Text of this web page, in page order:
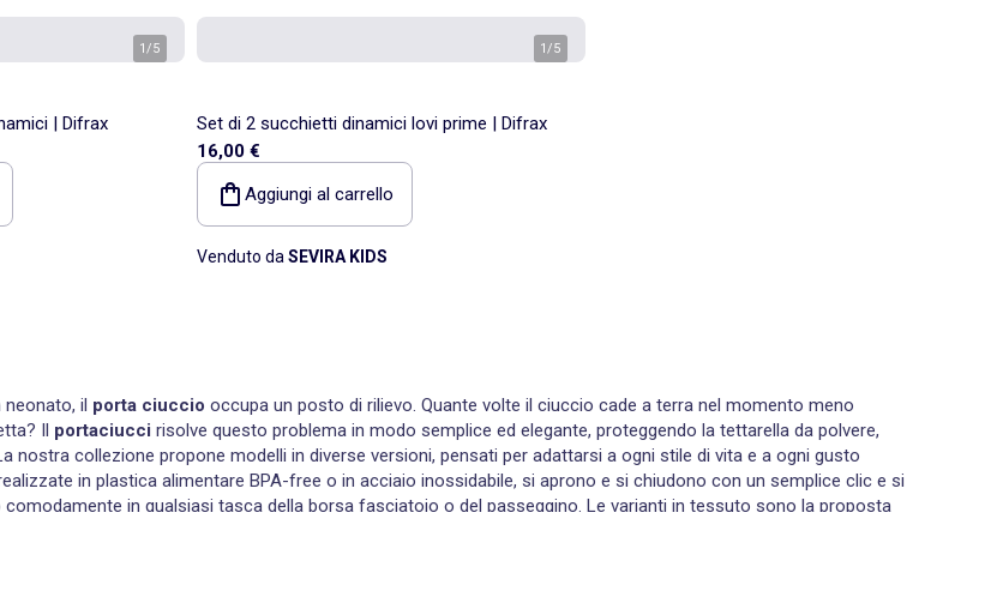
1/5
| Difrax
1/5
Set di 2 succhietti dinamici lovi prime | Difrax
16,00 €
Aggiungi al carrello
Venduto da SEVIRA KIDS
il porta ciuccio occupa un posto di rilievo. Quante volte il ciuccio cade a terra nel momento meno
Il portaciucci risolve questo problema in modo semplice ed elegante, proteggendo la tettarella da polvere,
collezione propone modelli in diverse versioni, pensati per adattarsi a ogni stile di vita e a ogni gusto
in plastica alimentare BPA-free o in acciaio inossidabile, si aprono e si chiudono con un semplice clic e si
in qualsiasi tasca della borsa fasciatoio o del passeggino. Le varianti in tessuto sono la proposta